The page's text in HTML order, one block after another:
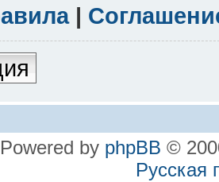
|
Powered by phpBB ©
Русская